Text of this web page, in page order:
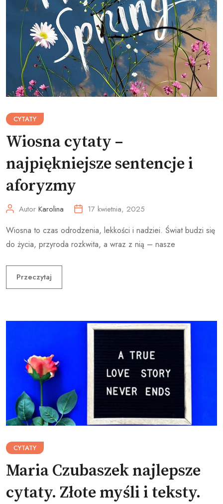
CYTATY
Wiosna cytaty –
najpiękniejsze sentencje i
aforyzmy
Autor Karolina 17 kwietnia, 2025
Wiosna to czas odrodzenia, lekkości i nadziei. Świat budzi się
do życia, przyroda rozkwita, a wraz z nią – nasze
Przeczytaj
CYTATY
Maria Czubaszek najlepsze
cytaty. Złote myśli i teksty.